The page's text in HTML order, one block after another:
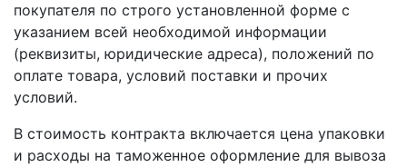
покупателя по строго установленной форме с
указанием всей необходимой информации
(реквизиты, юридические адреса), положений по
оплате товара, условий поставки и прочих
условий.
В стоимость контракта включается цена упаковки
и расходы на таможенное оформление для вывоза